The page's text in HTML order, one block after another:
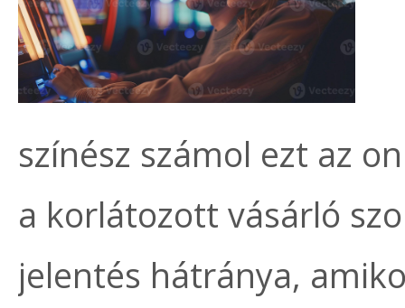
színész számol ezt az
a korlátozott vásárló
jelentés hátránya,